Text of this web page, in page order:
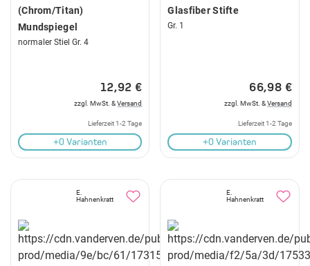
(Chrom/Titan)
Mundspiegel
normaler Stiel Gr. 4
12,92 €
zzgl. MwSt. &Versand
Lieferzeit 1-2 Tage
+0 Varianten
Glasfiber Stifte
Gr. 1
66,98 €
zzgl. MwSt. &Versand
Lieferzeit 1-2 Tage
+0 Varianten
E.
Hahnenkratt
E.
Hahnenkratt